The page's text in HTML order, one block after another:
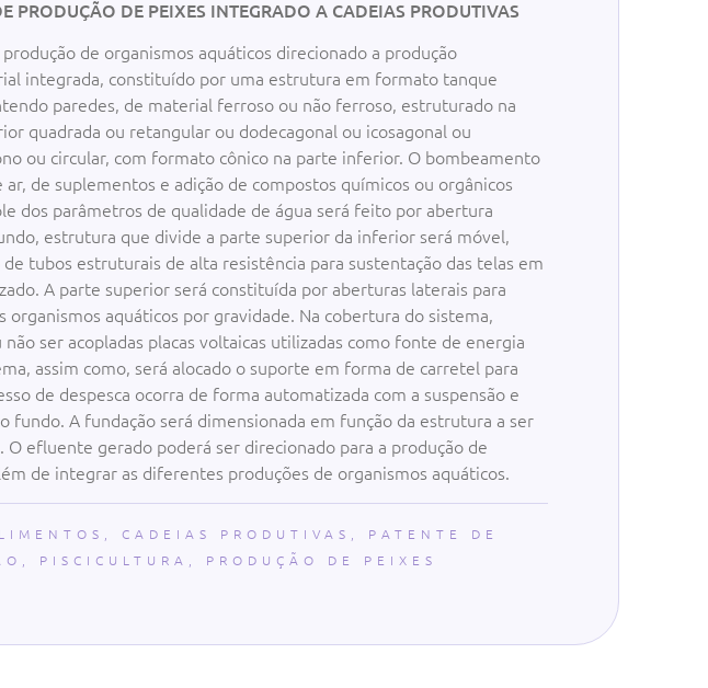
PRODUÇÃO DE PEIXES INTEGRADO A CADEIAS PRODUTIVAS
de organismos aquáticos direcionado a produção
integrada, constituído por uma estrutura em formato tanque
paredes, de material ferroso ou não ferroso, estruturado na
quadrada ou retangular ou dodecagonal ou icosagonal ou
ou circular, com formato cônico na parte inferior. O bombeamento
ar, de suplementos e adição de compostos químicos ou orgânicos
dos parâmetros de qualidade de água será feito por abertura
estrutura que divide a parte superior da inferior será móvel,
tubos estruturais de alta resistência para sustentação das telas em
A parte superior será constituída por aberturas laterais para
organismos aquáticos por gravidade. Na cobertura do sistema,
não ser acopladas placas voltaicas utilizadas como fonte de energia
assim como, será alocado o suporte em forma de carretel para
de despesca ocorra de forma automatizada com a suspensão e
fundo. A fundação será dimensionada em função da estrutura a ser
O efluente gerado poderá ser direcionado para a produção de
de integrar as diferentes produções de organismos aquáticos.
CADEIAS PRODUTIVAS
PATENTE DE
PISCICULTURA PRODUÇÃO DE PEIXES